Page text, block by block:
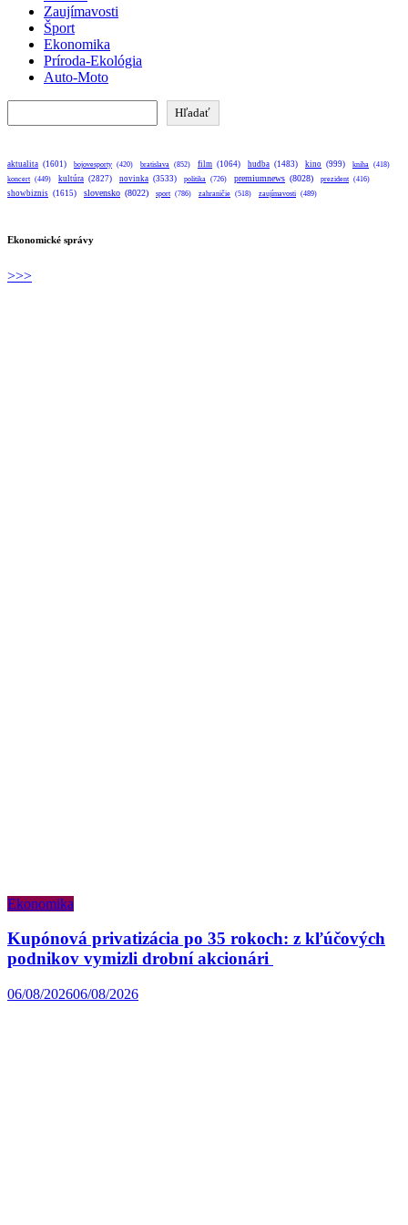
Zaujímavosti
Šport
Ekonomika
Príroda-Ekológia
Auto-Moto
Hľadať
aktualita (1601) bojovesporty (420) bratislava (852) film (1064) hudba (1483) kino (999) kniha
(418)
koncert (449) kultúra (2827) novinka (3533) politika (726) premiumnews (8028) prezident (416)
showbiznis (1615) slovensko (8022) sport (786) zahraničie (518) zaujímavosti (489)
Ekonomické správy
>>>
Ekonomika
Kupónová privatizácia po 35 rokoch: z kľúčových
podnikov vymizli drobní akcionári
06/08/202606/08/2026